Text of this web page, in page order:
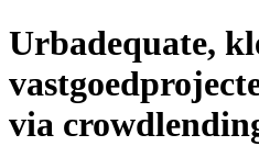
Urbadequate,
via